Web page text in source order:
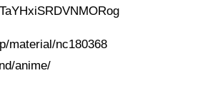
material/nc180368
lab.info/sound/anime/